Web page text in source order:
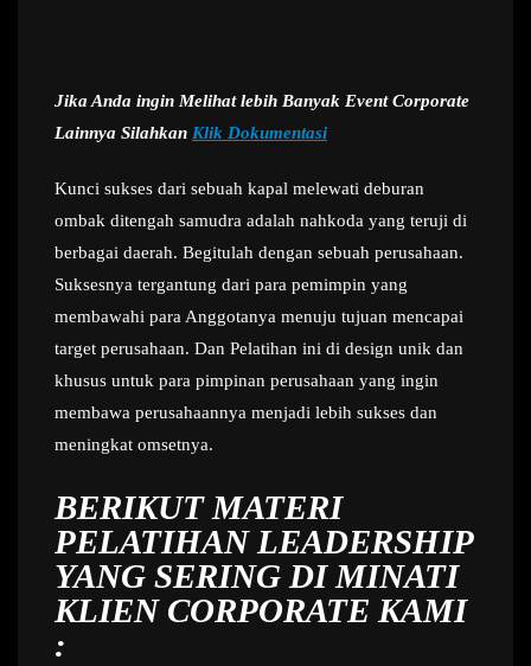
Jika Anda ingin Melihat lebih Banyak Event Corporate
Lainnya Silahkan Klik Dokumentasi
Kunci sukses dari sebuah kapal melewati deburan
ombak ditengah samudra adalah nahkoda yang teruji di
berbagai daerah. Begitulah dengan sebuah perusahaan.
Suksesnya tergantung dari para pemimpin yang
membawahi para Anggotanya menuju tujuan mencapai
target perusahaan. Dan Pelatihan ini di design unik dan
khusus untuk para pimpinan perusahaan yang ingin
membawa perusahaannya menjadi lebih sukses dan
meningkat omsetnya.
BERIKUT MATERI
PELATIHAN LEADERSHIP
YANG SERING DI MINATI
KLIEN CORPORATE KAMI
: